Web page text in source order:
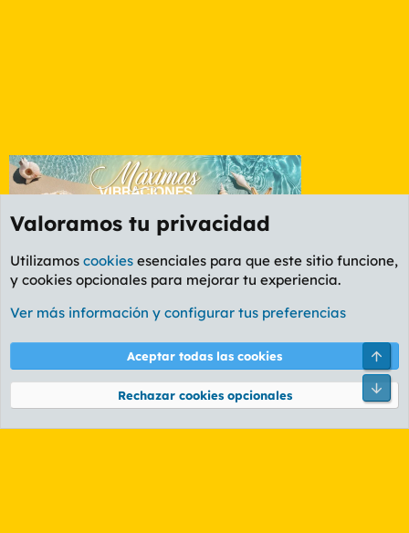
Foro Informática y Videojuegos
Cookies
PL OLDSTYLE AMARILLO
Términos y reglas Política de privacidad Ayuda
Community platform by XenForo® © 2010-2026 XenForo Ltd.
Valoramos tu privacidad
Utilizamos cookies esenciales para que este sitio funcione,
y cookies opcionales para mejorar tu experiencia.
Ver más información y configurar tus preferencias
Aceptar todas las cookies
Rechazar cookies opcionales
Pie